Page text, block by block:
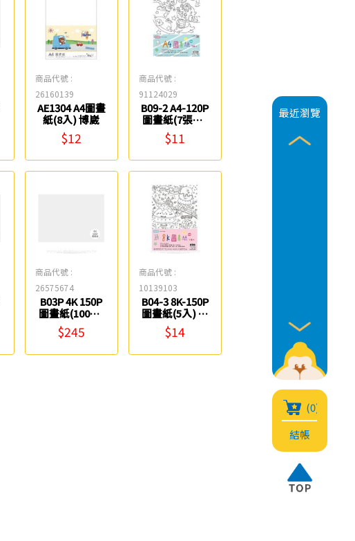
最近瀏覽
(0)
結帳
商品代號 :
26160139
AE1304 A4圖畫
紙(8入) 博崴
$12
商品代號 :
91124029
B09-2 A4-120P
圖畫紙(7張入)
紙博館
$11
商品代號 :
26575674
B03P 4K 150P
圖畫紙(100入/
包) 紙博館
$245
商品代號 :
10139103
B04-3 8K-150P
圖畫紙(5入) 紙
博館
$14